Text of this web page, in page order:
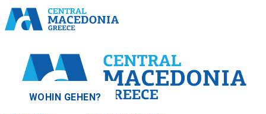
WOHIN GEHEN?